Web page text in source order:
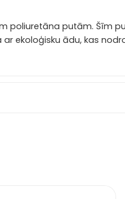
poliuretāna putām. Šīm
ekoloģisku ādu, kas